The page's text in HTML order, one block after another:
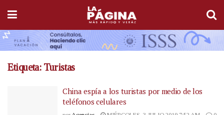
Etiqueta: Turistas
China espía a los turistas por medio de los
teléfonos celulares